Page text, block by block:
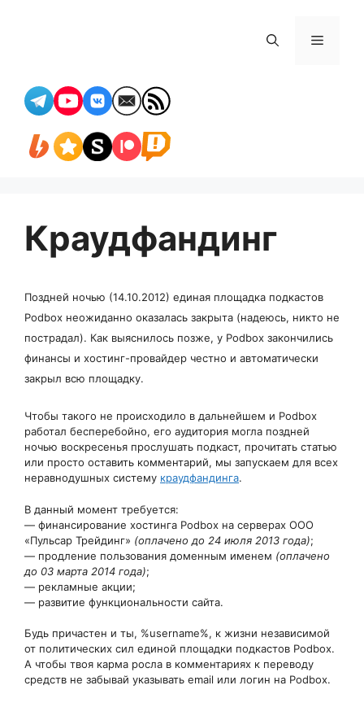
Меню
Краудфандинг
Поздней ночью (14.10.2012) единая площадка подкастов
Podbox неожиданно оказалась закрыта (надеюсь, никто не
пострадал). Как выяснилось позже, у Podbox закончились
финансы и хостинг-провайдер честно и автоматически
закрыл всю площадку.
Чтобы такого не происходило в дальнейшем и Podbox
работал бесперебойно, его аудитория могла поздней
ночью воскресенья прослушать подкаст, прочитать статью
или просто оставить комментарий, мы запускаем для всех
неравнодушных систему краудфандинга.
В данный момент требуется:
— финансирование хостинга Podbox на серверах ООО
«Пульсар Трейдинг» (оплачено до 24 июля 2013 года);
— продление пользования доменным именем (оплачено
до 03 марта 2014 года);
— рекламные акции;
— развитие функциональности сайта.
Будь причастен и ты, %username%, к жизни независимой
от политических сил единой площадки подкастов Podbox.
А чтобы твоя карма росла в комментариях к переводу
средств не забывай указывать email или логин на Podbox.